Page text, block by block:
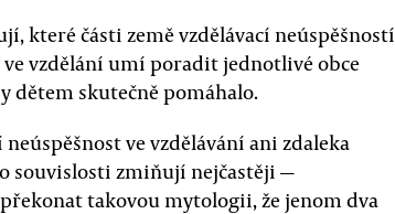
které části země vzdělávací neúspěšností
vzdělání umí poradit jednotlivé obce
dětem skutečně pomáhalo.
ve vzdělávání ani zdaleka
souvislosti zmiňují nejčastěji —
takovou mytologii, že jenom dva